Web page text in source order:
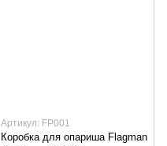
Артикул: FP001
Коробка для опариша Flagman